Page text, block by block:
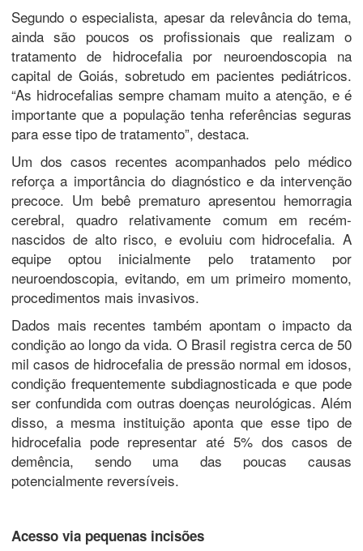
Segundo o especialista, apesar da relevância do tema,
ainda são poucos os profissionais que realizam o
tratamento de hidrocefalia por neuroendoscopia na
capital de Goiás, sobretudo em pacientes pediátricos.
“As hidrocefalias sempre chamam muito a atenção, e é
importante que a população tenha referências seguras
para esse tipo de tratamento”, destaca.
Um dos casos recentes acompanhados pelo médico
reforça a importância do diagnóstico e da intervenção
precoce. Um bebê prematuro apresentou hemorragia
cerebral, quadro relativamente comum em recém-
nascidos de alto risco, e evoluiu com hidrocefalia. A
equipe optou inicialmente pelo tratamento por
neuroendoscopia, evitando, em um primeiro momento,
procedimentos mais invasivos.
Dados mais recentes também apontam o impacto da
condição ao longo da vida. O Brasil registra cerca de 50
mil casos de hidrocefalia de pressão normal em idosos,
condição frequentemente subdiagnosticada e que pode
ser confundida com outras doenças neurológicas. Além
disso, a mesma instituição aponta que esse tipo de
hidrocefalia pode representar até 5% dos casos de
demência, sendo uma das poucas causas
potencialmente reversíveis.
Acesso via pequenas incisões